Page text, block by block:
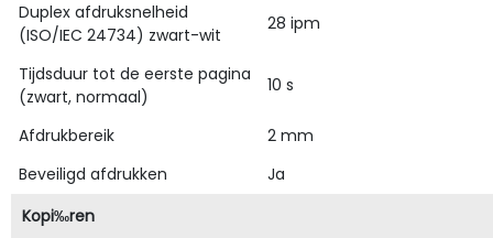
Duplex afdruksnelheid
(ISO/IEC 24734) zwart-wit
28 ipm
Tijdsduur tot de eerste pagina
(zwart, normaal)
10 s
Afdrukbereik
2 mm
Beveiligd afdrukken
Ja
Kopi‰ren